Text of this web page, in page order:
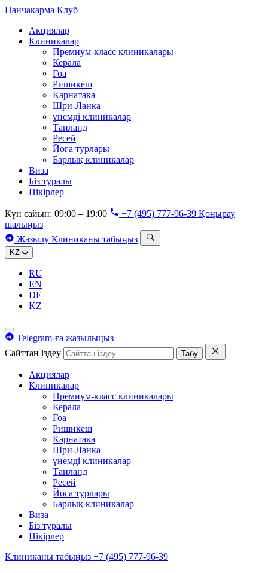
Панчакарма Клуб
Акциялар
Клиникалар
Премиум-класс клиникалары
Керала
Гоа
Ришикеш
Карнатака
Шри-Ланка
үнемді клиникалар
Таиланд
Ресей
Йога турлары
Барлық клиникалар
Виза
Біз туралы
Пікірлер
Күн сайын: 09:00 – 19:00 +7 (495) 777-96-39 Қоңырау
шалыңыз
Жазылу Клиниканы табыңыз
KZ
RU
EN
DE
KZ
Telegram-ға жазылыңыз
Сайттан іздеу
Табу
Акциялар
Клиникалар
Премиум-класс клиникалары
Керала
Гоа
Ришикеш
Карнатака
Шри-Ланка
үнемді клиникалар
Таиланд
Ресей
Йога турлары
Барлық клиникалар
Виза
Біз туралы
Пікірлер
Клиниканы табыңыз +7 (495) 777-96-39